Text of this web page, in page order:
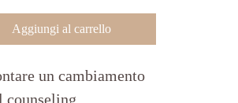
Aggiungi al carrello
un cambiamento
counseling